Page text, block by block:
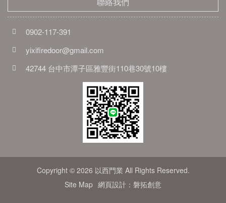
0902-117-391
yixifiredoor@gmail.com
42744 台中市潭子區雅豐街110巷30號10樓
Copyright © 2026 以西門業 All Rights Reserved.
Site Map 網頁設計：磐拓創意